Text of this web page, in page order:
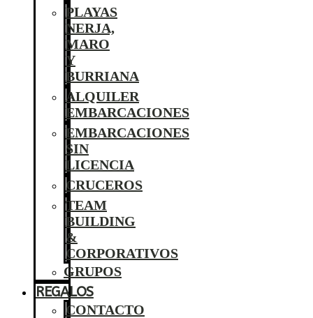
PLAYAS
NERJA,
MARO
Y
BURRIANA
ALQUILER
EMBARCACIONES
EMBARCACIONES
SIN
LICENCIA
CRUCEROS
TEAM
BUILDING
&
CORPORATIVOS
GRUPOS
REGALOS
CONTACTO